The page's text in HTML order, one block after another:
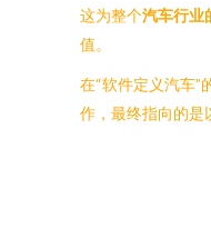
这为整个汽车行业
值。
在“软件定义汽车”
作，最终指向的是